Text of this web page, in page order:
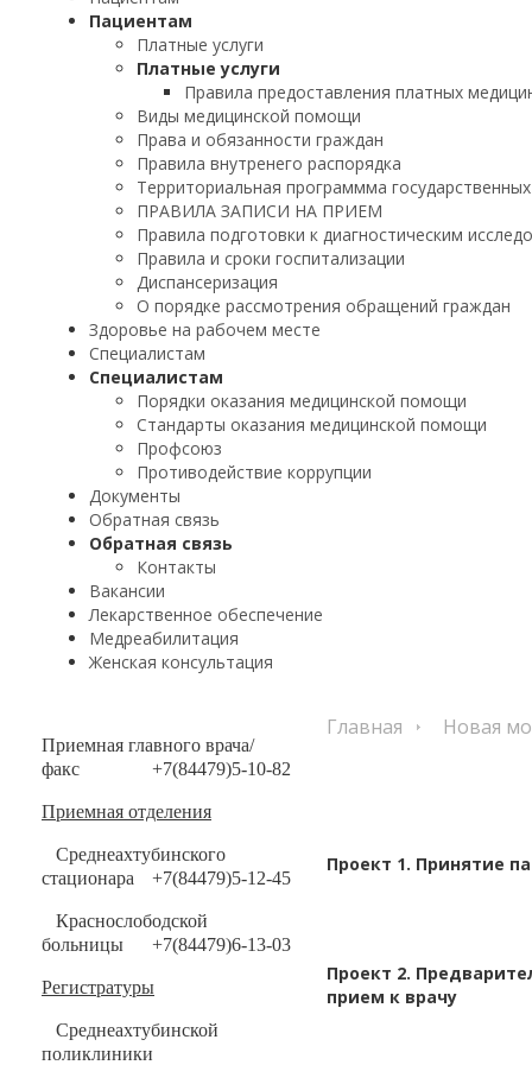
Пациентам
Платные услуги
Платные услуги
Правила предоставления платных
Виды медицинской помощи
Права и обязанности граждан
Правила внутренего распорядка
Территориальная программма
ПРАВИЛА ЗАПИСИ НА ПРИЕМ
Правила подготовки к диагностическим
Правила и сроки госпитализации
Диспансеризация
О порядке рассмотрения обращений граждан
Здоровье на рабочем месте
Специалистам
Специалистам
Порядки оказания медицинской помощи
Стандарты оказания медицинской помощи
Профсоюз
Противодействие коррупции
Документы
Обратная связь
Обратная связь
Контакты
Вакансии
Лекарственное обеспечение
Медреабилитация
Женская консультация
Приемная главного врача/
факс
+7(84479)5-10-82
Приемная отделения
Среднеахтубинского
стационара
+7(84479)5-12-45
Краснослободской
больницы
+7(84479)6-13-03
Регистратуры
Среднеахтубинской
поликлиники
Главная Новая
Проект 1. Принятие
Проект 2.
прием к врачу